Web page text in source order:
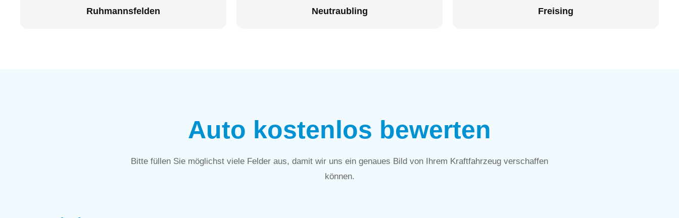
Ruhmannsfelden Neutraubling Freising
Auto kostenlos bewerten
Bitte füllen Sie möglichst viele Felder aus, damit wir uns ein genaues Bild von Ihrem Kraftfahrzeug verschaffen
können.